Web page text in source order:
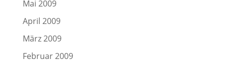
Mai 2009
April 2009
März 2009
Februar 2009